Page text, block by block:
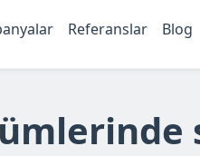
Referanslar Blog